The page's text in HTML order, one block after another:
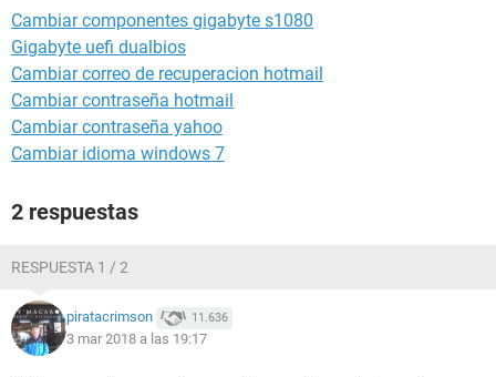
Cambiar componentes gigabyte s1080
Gigabyte uefi dualbios
Cambiar correo de recuperacion hotmail
Cambiar contraseña hotmail
Cambiar contraseña yahoo
Cambiar idioma windows 7
2 respuestas
RESPUESTA 1 / 2
piratacrimson 11.636
3 mar 2018 a las 19:17